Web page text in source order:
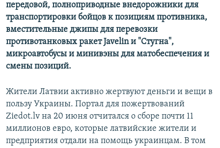
передовой, полноприводные внедорожники для
транспортировки бойцов к позициям противника,
вместительные джипы для перевозки
противотанковых ракет Javelin и "Стугна",
микроавтобусы и минивэны для матобеспечения и
смены позиций.
Жители Латвии активно жертвуют деньги и вещи в
пользу Украины. Портал для пожертвований
Ziedot.lv на 20 июня отчитался о сборе почти 11
миллионов евро, которые латвийские жители и
предприятия отдали на помощь украинцам. В том